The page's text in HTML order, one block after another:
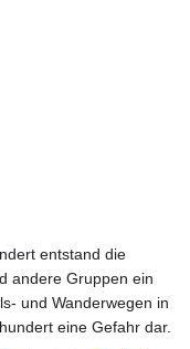
entstand die
andere Gruppen ein
und Wanderwegen in
eine Gefahr dar.